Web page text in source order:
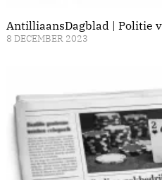
AntilliaansDagblad | Politie
8 DECEMBER 2023